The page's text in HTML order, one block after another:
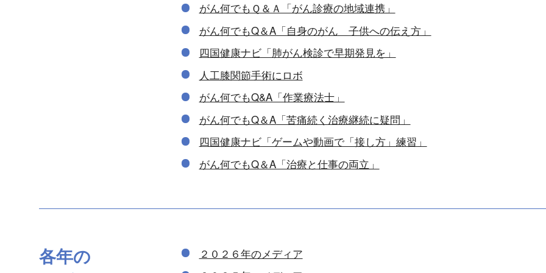
がん何でもＱ＆Ａ「がん診療の地域連携」
がん何でもQ＆A「自身のがん 子供への伝え方」
四国健康ナビ「肺がん検診で早期発見を」
人工膝関節手術にロボ
がん何でもQ&A「作業療法士」
がん何でもQ＆A「苦痛続く治療継続に疑問」
四国健康ナビ「ゲームや動画で「接し方」練習」
がん何でもQ＆A「治療と仕事の両立」
各年の
２０２６年のメディア